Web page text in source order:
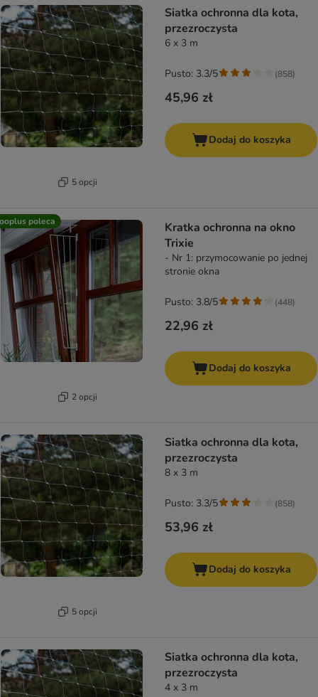
5 opcji
Siatka ochronna dla kota,
przezroczysta
6 x 3 m
45,96 zł
Pusto: 3.3/5 (858)
Dodaj do koszyka
poleca
2 opcji
Kratka ochronna na okno
Trixie
- Nr 1: przymocowanie po jednej
stronie okna
22,96 zł
Pusto: 3.8/5 (448)
Dodaj do koszyka
5 opcji
Siatka ochronna dla kota,
przezroczysta
8 x 3 m
53,96 zł
Pusto: 3.3/5 (858)
Dodaj do koszyka
Siatka ochronna dla kota,
przezroczysta
4 x 3 m